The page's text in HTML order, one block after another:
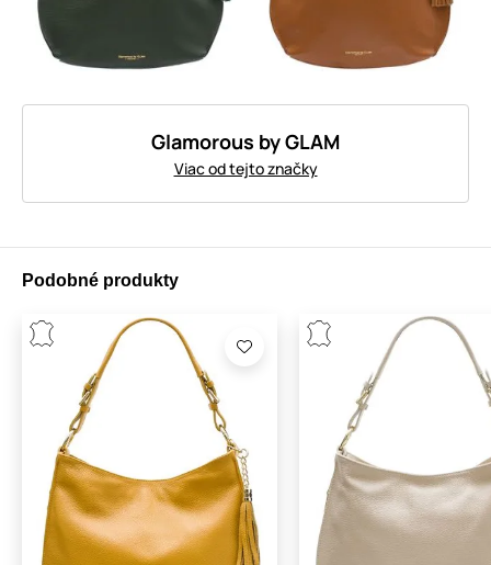
Glamorous by GLAM
Viac od tejto značky
Podobné produkty